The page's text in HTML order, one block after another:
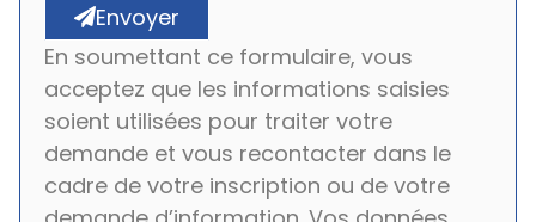
Envoyer
En soumettant ce formulaire, vous
acceptez que les informations saisies
soient utilisées pour traiter votre
demande et vous recontacter dans le
cadre de votre inscription ou de votre